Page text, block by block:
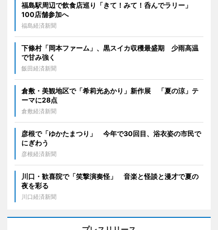
福島駅周辺で飲食店巡り「きて！みて！呑んでラリー」
100店舗参加へ
福島経済新聞
下條村「岡本ファーム」、黒スイカ収穫最盛期 少雨高温
で甘み強く
飯田経済新聞
倉敷・美観地区で「希莉光あかり」新作展 「夏の涼」テ
ーマに28点
倉敷経済新聞
彦根で「ゆかたまつり」 今年で30回目、浴衣姿の市民で
にぎわう
彦根経済新聞
川口・歓喜院で「笑撃演奏怪」 音楽と怪談と漫才で夏の
夜を彩る
川口経済新聞